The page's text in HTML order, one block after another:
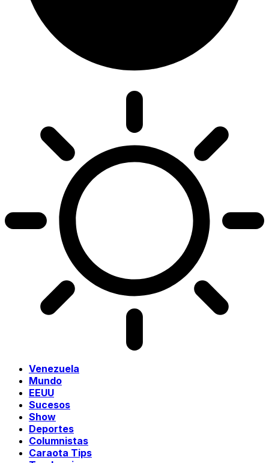
Venezuela
Mundo
EEUU
Sucesos
Show
Deportes
Columnistas
Caraota Tips